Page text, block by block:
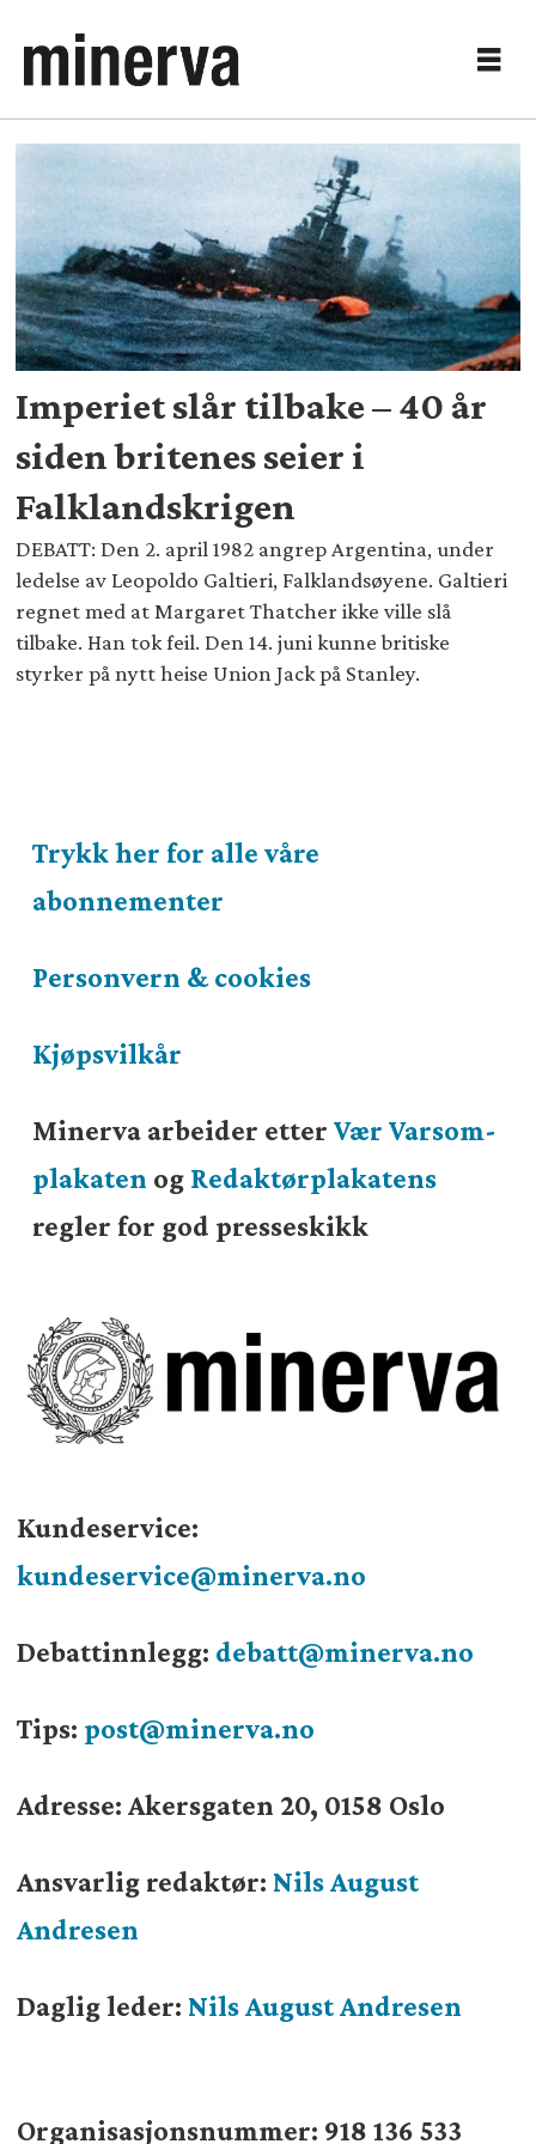
Tag:
leopoldo
galtieri
Imperiet slår tilbake – 40 år
siden britenes seier i
Falklandskrigen
DEBATT: Den 2. april 1982 angrep Argentina, under
ledelse av Leopoldo Galtieri, Falklandsøyene. Galtieri
regnet med at Margaret Thatcher ikke ville slå
tilbake. Han tok feil. Den 14. juni kunne britiske
styrker på nytt heise Union Jack på Stanley.
Trykk her for alle våre
abonnementer
Personvern & cookies
Kjøpsvilkår
Minerva arbeider etterVær Varsom-
plakaten og Redaktørplakatens
regler for god presseskikk
Kundeservice:
kundeservice@minerva.no
Debattinnlegg: debatt@minerva.no
Tips: post@minerva.no
Adresse: Akersgaten 20, 0158 Oslo
Ansvarlig redaktør: Nils August
Andresen
Daglig leder: Nils August Andresen
Organisasjonsnummer: 918 136 533